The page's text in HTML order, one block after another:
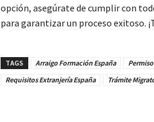
opción, asegúrate de cumplir con
para garantizar un proceso exitoso.
TAGS Arraigo Formación España
Requisitos Extranjería España
Trámite